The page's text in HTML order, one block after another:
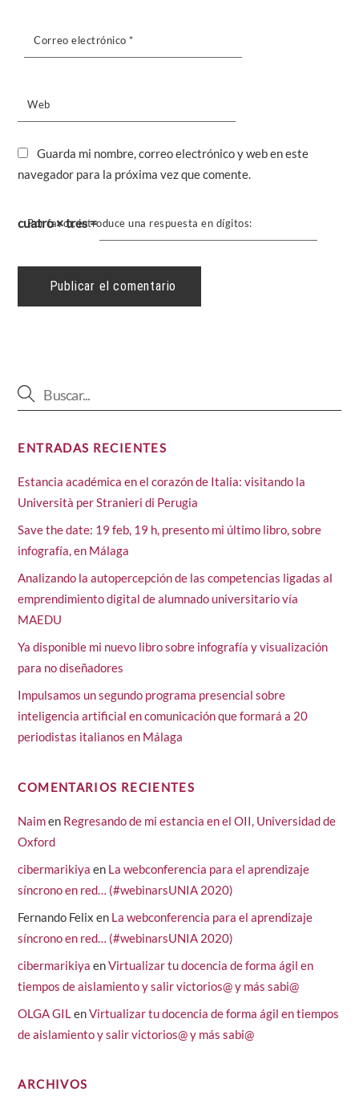
Correo electrónico *
Web
Guarda mi nombre, correo electrónico y web en este
navegador para la próxima vez que comente.
Por favor, introduce una respuesta en dígitos:
cuatro × tres =
ENTRADAS RECIENTES
Estancia académica en el corazón de Italia: visitando la
Università per Stranieri di Perugia
Save the date: 19 feb, 19 h, presento mi último libro, sobre
infografía, en Málaga
Analizando la autopercepción de las competencias ligadas al
emprendimiento digital de alumnado universitario vía
MAEDU
Ya disponible mi nuevo libro sobre infografía y visualización
para no diseñadores
Impulsamos un segundo programa presencial sobre
inteligencia artificial en comunicación que formará a 20
periodistas italianos en Málaga
COMENTARIOS RECIENTES
Naimen Regresando de mi estancia en el OII, Universidad de
Oxford
cibermarikiya en La webconferencia para el aprendizaje
síncrono en red… (#webinarsUNIA 2020)
Fernando Felix en La webconferencia para el aprendizaje
síncrono en red… (#webinarsUNIA 2020)
cibermarikiya enVirtualizar tu docencia de forma ágil en
tiempos de aislamiento y salir victorios@ y más sabi@
OLGA GILenVirtualizar tu docencia de forma ágil en tiempos
de aislamiento y salir victorios@ y más sabi@
ARCHIVOS